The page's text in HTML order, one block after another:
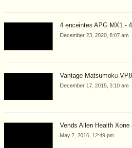
4 enceintes APG MX1 -
December 23, 2020, 8:07 am
Vantage Matsumoku
December 17, 2015, 3:10 am
Vends Allen Health
May 7, 2016, 12:49 pm